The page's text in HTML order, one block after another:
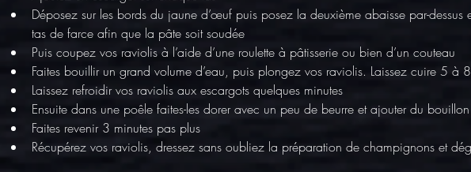
Déposez sur les bords du jaune d’œuf puis posez la deuxième abaisse par-dessus
tas de farce afin que la pâte soit soudée
Puis coupez vos raviolis à l’aide d’une roulette à pâtisserie ou bien d’un couteau
Faites bouillir un grand volume d’eau, puis plongez vos raviolis. Laissez cuire 5 à
Laissez refroidir vos raviolis aux escargots quelques minutes
Ensuite dans une poêle faites-les dorer avec un peu de beurre et ajouter du
Faites revenir 3 minutes pas plus
Récupérez vos raviolis, dressez sans oubliez la préparation de champignons et